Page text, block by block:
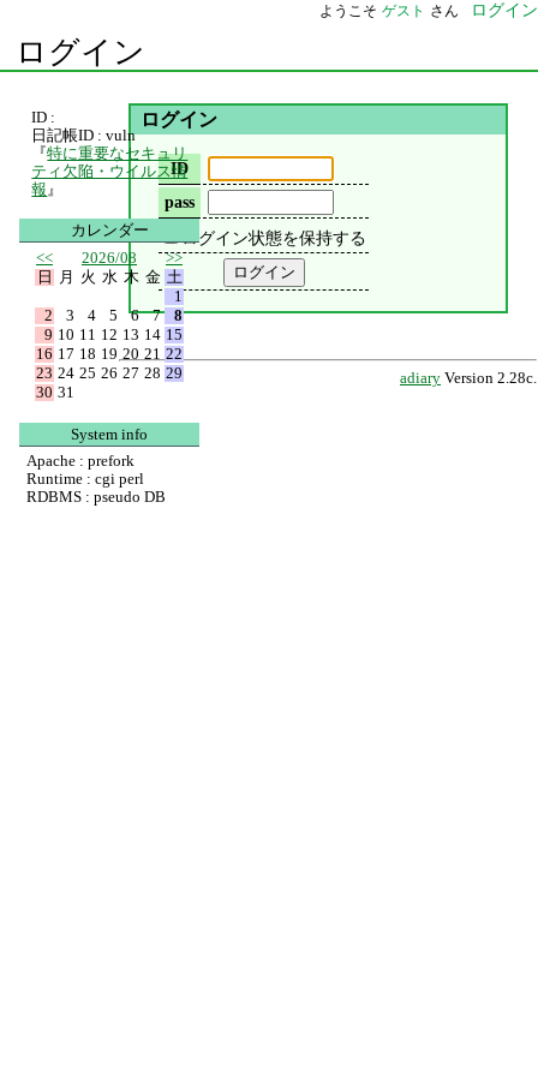
ようこそ ゲスト さん ログイン
ログイン
ログイン
ID
pass
ログイン状態を保持する
adiary Version 2.28c.
ID :
日記帳ID : vuln
『特に重要なセキュリ
ティ欠陥・ウイルス情
報 』
カレンダー
<<
2026/08
>>
日
月 火 水 木 金 土
1
2
3 4 5 6 7
8
9 10 11 12 13 14 15
16 17 18 19 20 21 22
23 24 25 26 27 28 29
30 31
System info
Apache : prefork
Runtime : cgi perl
RDBMS : pseudo DB